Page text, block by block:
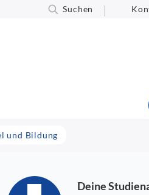
Suchen
und Bildung
Deine